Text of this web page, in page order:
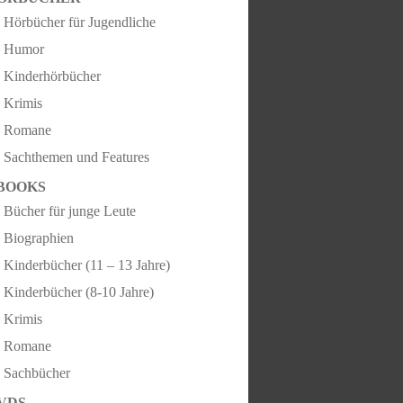
Hörbücher für Jugendliche
Humor
Kinderhörbücher
Krimis
Romane
Sachthemen und Features
Bücher für junge Leute
Biographien
Kinderbücher (11 – 13 Jahre)
Kinderbücher (8-10 Jahre)
Krimis
Romane
Sachbücher